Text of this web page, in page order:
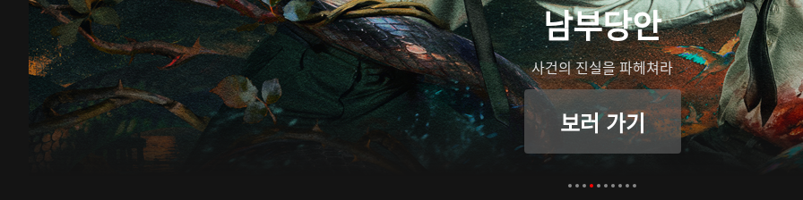
남부당안
사건의 진실을 파헤쳐라
보러 가기